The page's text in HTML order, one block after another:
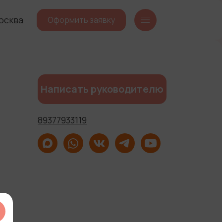
Оформить заявку
Написать руководителю
89377933119